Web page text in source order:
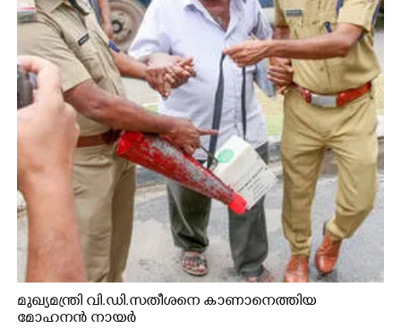
മുഖ്യമന്ത്രി വി.ഡി.സതീശനെ കാണാനെത്തിയ
മോഹനൻ നായർ